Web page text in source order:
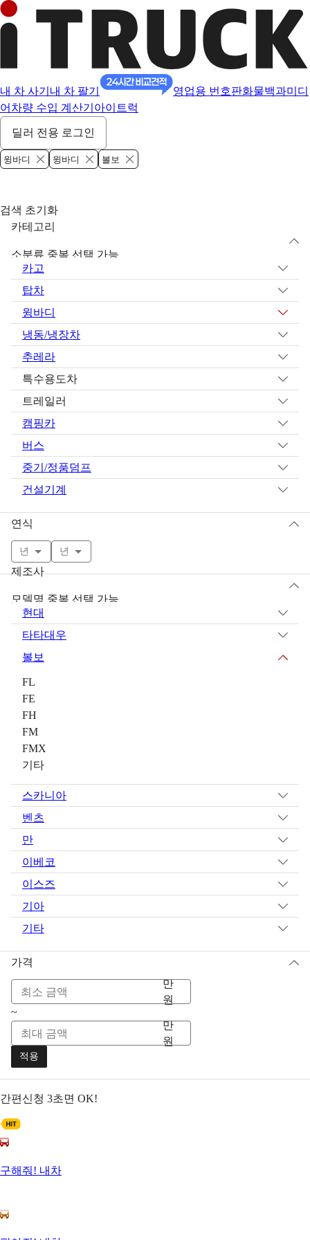
내 차 사기 내 차 팔기 영업용 번호판화물백과미디
어 차량 수입 계산기 아이트럭
딜러 전용 로그인
윙바디 윙바디 볼보
검색 초기화
카테고리
소분류 중복 선택 가능
카고
탑차
윙바디
냉동/냉장차
추레라
특수용도차
트레일러
캠핑카
버스
중기/정품덤프
건설기계
연식
년 년
제조사
모델명 중복 선택 가능
현대
타타대우
볼보
FL
FE
FH
FM
FMX
기타
스카니아
벤츠
만
이베코
이스즈
기아
기타
가격
만
원
~
만
원
적용
간편신청 3초면 OK!
구해줘! 내차